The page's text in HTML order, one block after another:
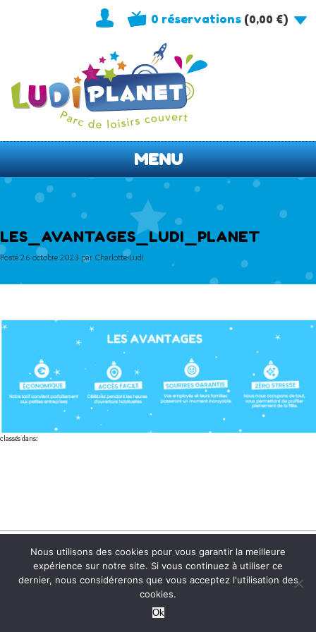
0 réservations(0,00 €)
MENU
LES_AVANTAGES_LUDI_PLANET
Posté 26 octobre 2023 par Charlotte-Ludi
classés dans:
3, rue Henri Poincaré
(anciennement rue René
Descartes)
Pôle d'activités de la
Bretonnière
85600 Montaigu-Vendée
Tél. : +33 2 55 99 27 19
Nous utilisons des cookies pour vous garantir la meilleure
expérience sur notre site. Si vous continuez à utiliser ce
dernier, nous considérerons que vous acceptez l'utilisation des
cookies.
Ok